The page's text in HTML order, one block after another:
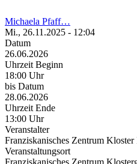
Michaela Pfaff…
Mi., 26.11.2025 - 12:04
Datum
26.06.2026
Uhrzeit Beginn
18:00 Uhr
bis Datum
28.06.2026
Uhrzeit Ende
13:00 Uhr
Veranstalter
Franziskanisches Zentrum Kloster
Veranstaltungsort
Franziskanisches Zentrum